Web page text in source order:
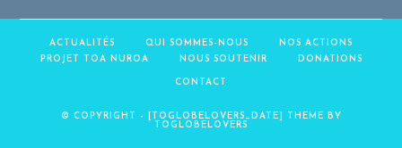
ACTUALITÉS QUI SOMMES-NOUS
NOS ACTIONS
PROJET TOA NUROA
NOUS SOUTENIR DONATIONS
CONTACT
© COPYRIGHT - [TOGLOBELOVERS_DATE] THEME BY
TOGLOBELOVERS